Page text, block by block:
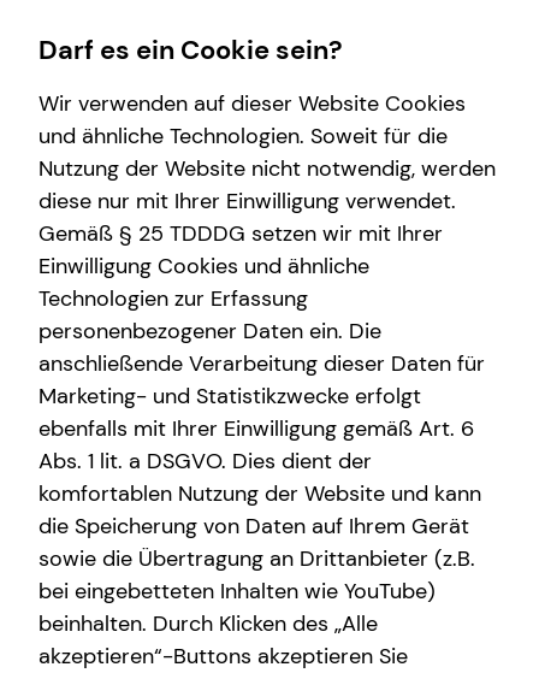
Private Krankenversicherung
Überblick
Krankenzusatzversicherung
Private Pflegezusatzversicherung
Betriebliche Krankenversicherung
Wissenswertes
Über mich
Über tecis
Podcast
teamzukunft
Finanzberatung
Spezialisten-Netzwerk
Investment
Kapitalanlage Immobilien
Service
Kundenportal
Schadenabwicklung
Impressum
Thomas Rösler
Selbstständiger Repräsentant für die tecis
Finanzdienstleistungen AG
Am Sportpark 14
82008 Unterhaching
Mobil: +49 (152) 54181143
E-Mail:thomas.roesler@tecis.de
Verantwortlicher im Sinne des § 18 Abs. 2
MStV
Thomas Rösler
Am Sportpark 14
82008 Unterhaching
Darf es ein Cookie sein?
Wir verwenden auf dieser Website Cookies
und ähnliche Technologien. Soweit für die
Nutzung der Website nicht notwendig, werden
diese nur mit Ihrer Einwilligung verwendet.
Gemäß § 25 TDDDG setzen wir mit Ihrer
Einwilligung Cookies und ähnliche
Technologien zur Erfassung
personenbezogener Daten ein. Die
anschließende Verarbeitung dieser Daten für
Marketing- und Statistikzwecke erfolgt
ebenfalls mit Ihrer Einwilligung gemäß Art. 6
Abs. 1 lit. a DSGVO. Dies dient der
komfortablen Nutzung der Website und kann
die Speicherung von Daten auf Ihrem Gerät
sowie die Übertragung an Drittanbieter (z.B.
bei eingebetteten Inhalten wie YouTube)
beinhalten. Durch Klicken des „Alle
akzeptieren“-Buttons akzeptieren Sie